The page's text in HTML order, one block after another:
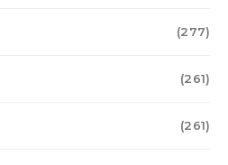
(277)
(261)
(261)